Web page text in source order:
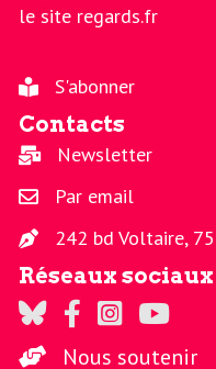
le site regards.fr
S'abonner
Contacts
Newsletter
Par email
242 bd Voltaire,
Réseaux sociaux
Regards sur Twitter
Regards sur
Regards sur
La
Nous soutenir